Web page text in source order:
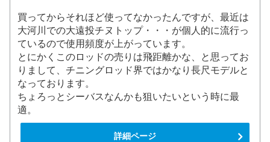
買ってからそれほど使ってなかったんですが、最近は
大河川での大遠投チヌトップ・・・が個人的に流行っ
ているので使用頻度が上がっています。
とにかくこのロッドの売りは飛距離かな、と思ってお
りまして、チニングロッド界ではかなり長尺モデルと
なっております。
ちょろっとシーバスなんかも狙いたいという時に最
適。
詳細ページ